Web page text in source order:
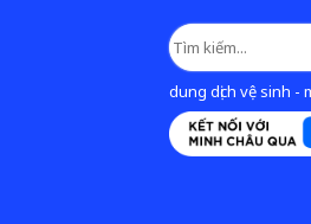
dung dịch vệ sinh -